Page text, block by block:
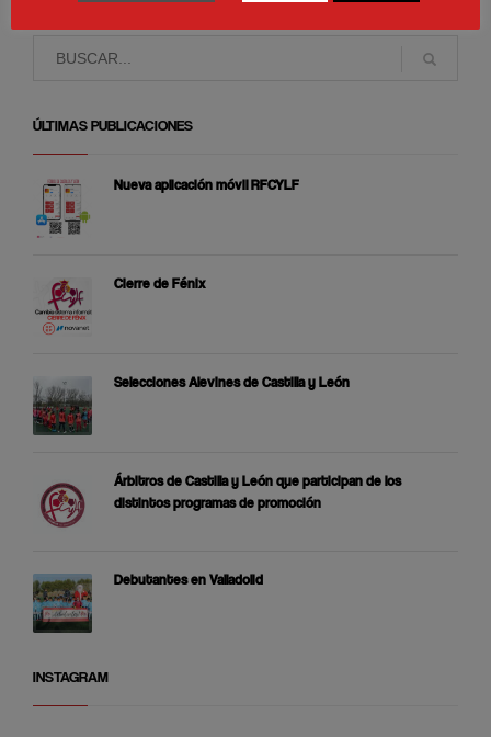
ÚLTIMAS PUBLICACIONES
Nueva aplicación móvil RFCYLF
Cierre de Fénix
Selecciones Alevines de Castilla y León
Árbitros de Castilla y León que participan de los
distintos programas de promoción
Debutantes en Valladolid
INSTAGRAM